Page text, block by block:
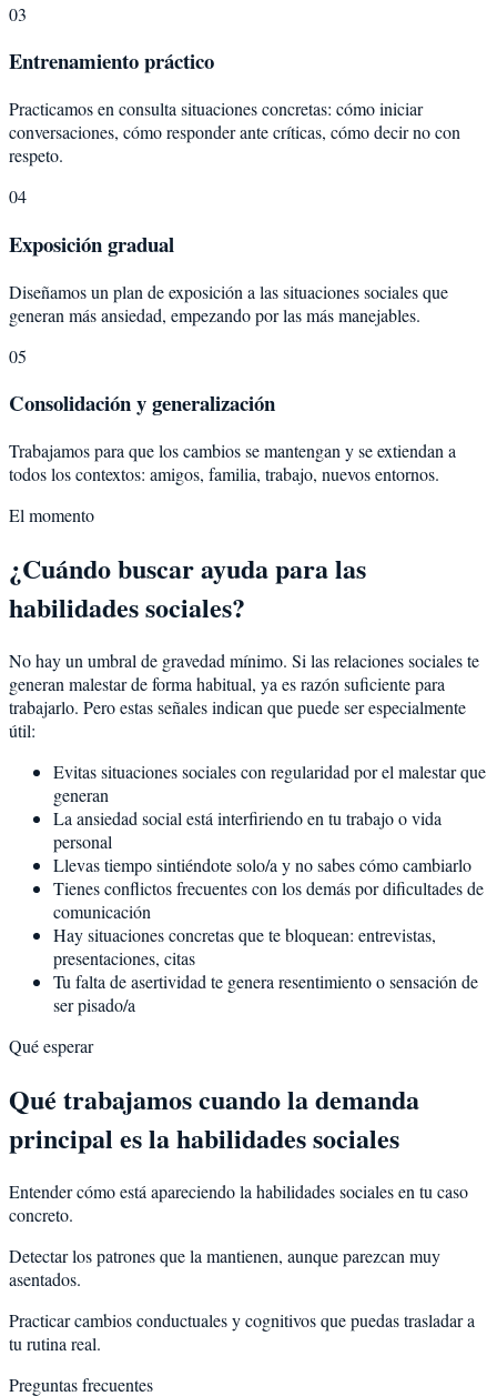
03
Entrenamiento práctico
Practicamos en consulta situaciones concretas: cómo iniciar
conversaciones, cómo responder ante críticas, cómo decir no con
respeto.
04
Exposición gradual
Diseñamos un plan de exposición a las situaciones sociales que
generan más ansiedad, empezando por las más manejables.
05
Consolidación y generalización
Trabajamos para que los cambios se mantengan y se extiendan a
todos los contextos: amigos, familia, trabajo, nuevos entornos.
El momento
¿Cuándo buscar ayuda para las
habilidades sociales?
No hay un umbral de gravedad mínimo. Si las relaciones sociales te
generan malestar de forma habitual, ya es razón suficiente para
trabajarlo. Pero estas señales indican que puede ser especialmente
útil:
Evitas situaciones sociales con regularidad por el malestar que
generan
La ansiedad social está interfiriendo en tu trabajo o vida
personal
Llevas tiempo sintiéndote solo/a y no sabes cómo cambiarlo
Tienes conflictos frecuentes con los demás por dificultades de
comunicación
Hay situaciones concretas que te bloquean: entrevistas,
presentaciones, citas
Tu falta de asertividad te genera resentimiento o sensación de
ser pisado/a
Qué esperar
Qué trabajamos cuando la demanda
principal es la habilidades sociales
Entender cómo está apareciendo la habilidades sociales en tu caso
concreto.
Detectar los patrones que la mantienen, aunque parezcan muy
asentados.
Practicar cambios conductuales y cognitivos que puedas trasladar a
tu rutina real.
Preguntas frecuentes